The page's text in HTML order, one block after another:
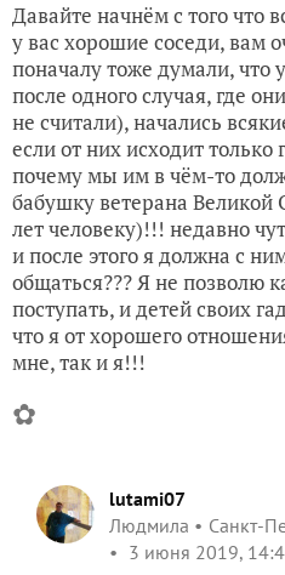
Давайте начнём с того что
у вас хорошие соседи, вам
поначалу тоже думали, что
после одного случая, где
не считали), начались
если от них исходит
почему мы им в чём-то
бабушку ветерана
лет человеку)!!! недавно
и после этого я должна с
общаться??? Я не позволю
поступать, и детей своих
что я от хорошего
мне, так и я!!!
✿
lutami07
Людмила
Санкт-
3 июня 2019,